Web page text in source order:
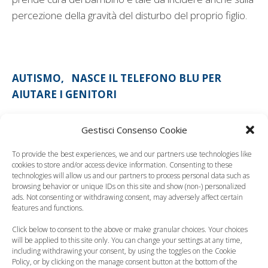
Gestisci Consenso Cookie
To provide the best experiences, we and our partners use technologies like
cookies to store and/or access device information. Consenting to these
technologies will allow us and our partners to process personal data such as
browsing behavior or unique IDs on this site and show (non-) personalized
ads. Not consenting or withdrawing consent, may adversely affect certain
features and functions.
Click below to consent to the above or make granular choices. Your choices
will be applied to this site only. You can change your settings at any time,
including withdrawing your consent, by using the toggles on the Cookie
Policy, or by clicking on the manage consent button at the bottom of the
percezione della gravità del disturbo del proprio figlio.
AUTISMO,
NASCE IL TELEFONO BLU PER
AIUTARE I GENITORI
photo credits | thinkstock
Leggi anche:
Autismo, forse
possibile la diagnosi
in culla
La sindrome di
Asperger